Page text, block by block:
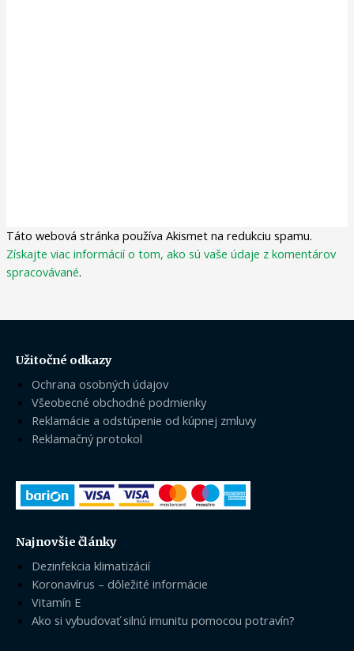
Táto webová stránka používa Akismet na redukciu spamu.
Získajte viac informácií o tom, ako sú vaše údaje z komentárov
spracovávané.
Užitočné odkazy
Ochrana osobných údajov
Všeobecné obchodné podmienky
Reklamácie a odstúpenie od kúpnej zmluvy
Reklamačný protokol
Najnovšie články
Dezinfekcia klimatizácií
Koronavírus – dôležité informácie
Vitamín E
Ako si vybudovať silnú imunitu pomocou potravín?